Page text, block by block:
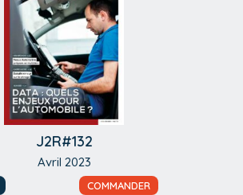
J2R#132
Avril 2023
COMMANDER